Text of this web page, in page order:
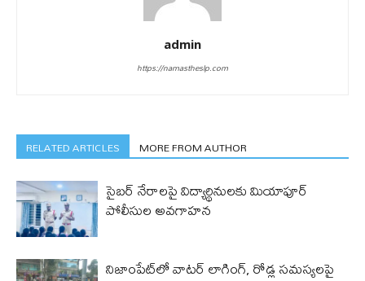
admin
https://namastheslp.com
RELATED ARTICLES MORE FROM AUTHOR
సైబర్ నేరాలపై విద్యార్థినులకు మియాపూర్
పోలీసుల అవగాహన
నిజాంపేట్‌లో వాటర్ లాగింగ్, రోడ్ల సమస్యలపై